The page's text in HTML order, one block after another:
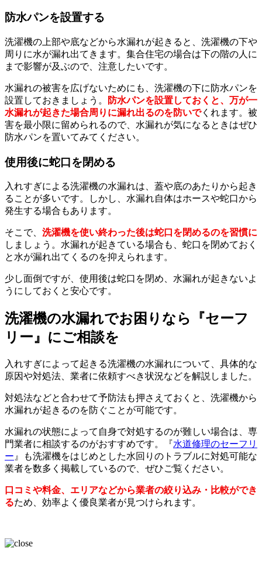
防水パンを設置する
洗濯機の上部や底などから水漏れが起きると、洗濯機の下や
周りに水が漏れ出てきます。集合住宅の場合は下の階の人に
まで影響が及ぶので、注意したいです。
水漏れの被害を広げないためにも、洗濯機の下に防水パンを
設置しておきましょう。
防水パンを設置しておくと、万が一
水漏れが起きた場合周りに漏れ出るのを防いでくれます。被
害を最小限に留められるので、水漏れが気になるときはぜひ
防水パンを置いてみてください。
使用後に蛇口を閉める
入れすぎによる洗濯機の水漏れは、蓋や底のあたりから起き
ることが多いです。しかし、水漏れ自体はホースや蛇口から
発生する場合もあります。
そこで、 洗濯機を使い終わった後は蛇口を閉めるのを習慣に
しましょう。水漏れが起きている場合も、蛇口を閉めておく
と水が漏れ出てくるのを抑えられます。
少し面倒ですが、使用後は蛇口を閉め、水漏れが起きないよ
うにしておくと安心です。
洗濯機の水漏れでお困りなら『セーフ
リー』にご相談を
入れすぎによって起きる洗濯機の水漏れについて、具体的な
原因や対処法、業者に依頼すべき状況などを解説しました。
対処法などと合わせて予防法も押さえておくと、洗濯機から
水漏れが起きるのを防ぐことが可能です。
水漏れの状態によって自身で対処するのが難しい場合は、専
門業者に相談するのがおすすめです。『水道修理のセーフリ
ー 』も洗濯機をはじめとした水回りのトラブルに対処可能な
業者を数多く掲載しているので、ぜひご覧ください。
口コミや料金、エリアなどから業者の絞り込み・比較ができ
るため、効率よく優良業者が見つけられます。